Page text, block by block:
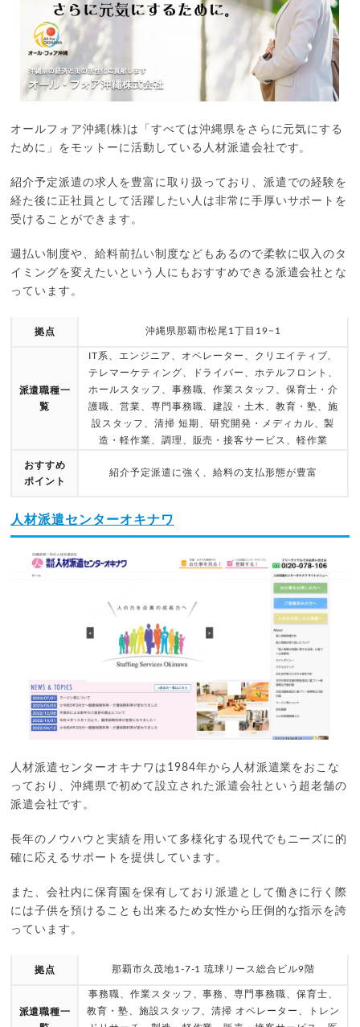
オールフォア沖縄(株)は「すべては沖縄県をさらに元気にする
ために」をモットーに活動している人材派遣会社です。
紹介予定派遣の求人を豊富に取り扱っており、派遣での経験を
経た後に正社員として活躍したい人は非常に手厚いサポートを
受けることができます。
週払い制度や、給料前払い制度などもあるので柔軟に収入のタ
イミングを変えたいという人にもおすすめできる派遣会社とな
っています。
拠点 沖縄県那覇市松尾1丁目19−1
派遣職種一
覧
IT系、エンジニア、オペレーター、クリエイティブ、
テレマーケティング、ドライバー、ホテルフロント、
ホールスタッフ、事務職、作業スタッフ、保育士・介
護職、営業、専門事務職、建設・土木、教育・塾、施
設スタッフ、清掃 短期、研究開発・メディカル、製
造・軽作業、調理、販売・接客サービス、軽作業
おすすめ
ポイント
紹介予定派遣に強く、給料の支払形態が豊富
人材派遣センターオキナワ
人材派遣センターオキナワは1984年から人材派遣業をおこな
っており、沖縄県で初めて設立された派遣会社という超老舗の
派遣会社です。
長年のノウハウと実績を用いて多様化する現代でもニーズに的
確に応えるサポートを提供しています。
また、会社内に保育園を保有しており派遣として働きに行く際
には子供を預けることも出来るため女性から圧倒的な指示を誇
っています。
拠点 那覇市久茂地1-7-1 琉球リース総合ビル9階
派遣職種一
事務職、作業スタッフ、事務、専門事務職、保育士、
教育・塾、施設スタッフ、清掃 オペレーター、トレン